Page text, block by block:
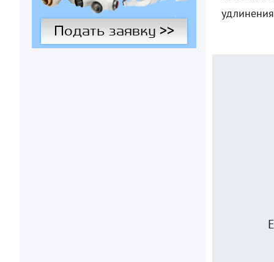
Подать заявку >>